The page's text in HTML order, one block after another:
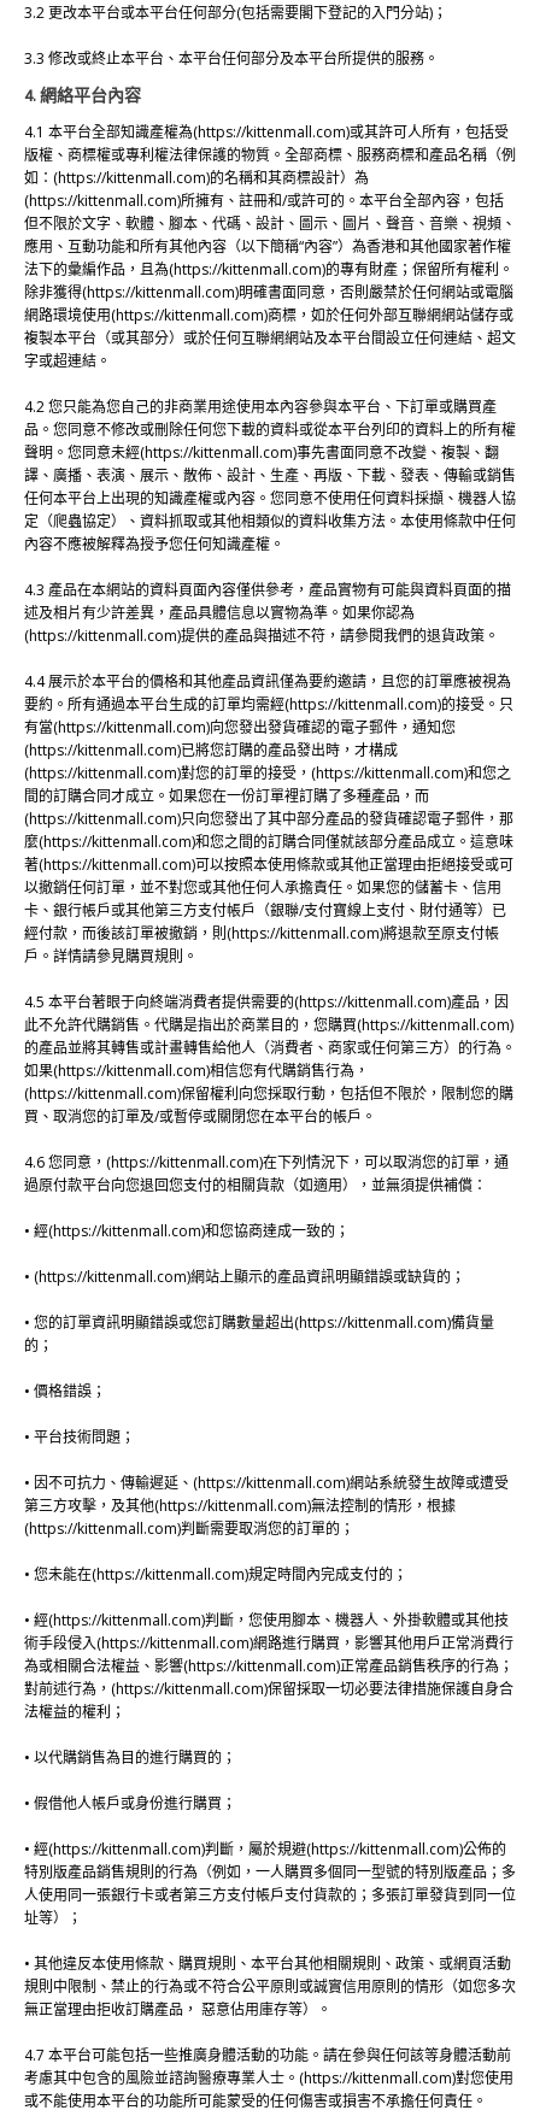
3.2 更改本平台或本平台任何部分(包括需要閣下登記的入門分站)；
3.3 修改或終止本平台、本平台任何部分及本平台所提供的服務。
4. 網絡平台內容
4.1 本平台全部知識產權為(https://kittenmall.com)或其許可人所有，包括受
版權、商標權或專利權法律保護的物質。全部商標、服務商標和產品名稱（例
如：(https://kittenmall.com)的名稱和其商標設計）為
(https://kittenmall.com)所擁有、註冊和/或許可的。本平台全部內容，包括
但不限於文字、軟體、腳本、代碼、設計、圖示、圖片、聲音、音樂、視頻、
應用、互動功能和所有其他內容（以下簡稱“內容”）為香港和其他國家著作權
法下的彙編作品，且為(https://kittenmall.com)的專有財產；保留所有權利。
除非獲得(https://kittenmall.com)明確書面同意，否則嚴禁於任何網站或電腦
網路環境使用(https://kittenmall.com)商標，如於任何外部互聯網網站儲存或
複製本平台（或其部分）或於任何互聯網網站及本平台間設立任何連結、超文
字或超連結。
4.2 您只能為您自己的非商業用途使用本內容參與本平台、下訂單或購買產
品。您同意不修改或刪除任何您下載的資料或從本平台列印的資料上的所有權
聲明。您同意未經(https://kittenmall.com)事先書面同意不改變、複製、翻
譯、廣播、表演、展示、散佈、設計、生產、再版、下載、發表、傳輸或銷售
任何本平台上出現的知識產權或內容。您同意不使用任何資料採擷、機器人協
定（爬蟲協定）、資料抓取或其他相類似的資料收集方法。本使用條款中任何
內容不應被解釋為授予您任何知識產權。
4.3 產品在本網站的資料頁面內容僅供參考，產品實物有可能與資料頁面的描
述及相片有少許差異，產品具體信息以實物為準。如果你認為
(https://kittenmall.com)提供的產品與描述不符，請參閱我們的退貨政策。
4.4 展示於本平台的價格和其他產品資訊僅為要約邀請，且您的訂單應被視為
要約。所有通過本平台生成的訂單均需經(https://kittenmall.com)的接受。只
有當(https://kittenmall.com)向您發出發貨確認的電子郵件，通知您
(https://kittenmall.com)已將您訂購的產品發出時，才構成
(https://kittenmall.com)對您的訂單的接受，(https://kittenmall.com)和您之
間的訂購合同才成立。如果您在一份訂單裡訂購了多種產品，而
(https://kittenmall.com)只向您發出了其中部分產品的發貨確認電子郵件，那
麼(https://kittenmall.com)和您之間的訂購合同僅就該部分產品成立。這意味
著(https://kittenmall.com)可以按照本使用條款或其他正當理由拒絕接受或可
以撤銷任何訂單，並不對您或其他任何人承擔責任。如果您的儲蓄卡、信用
卡、銀行帳戶或其他第三方支付帳戶（銀聯/支付寶線上支付、財付通等）已
經付款，而後該訂單被撤銷，則(https://kittenmall.com)將退款至原支付帳
戶。詳情請參見購買規則。
4.5 本平台著眼于向終端消費者提供需要的(https://kittenmall.com)產品，因
此不允許代購銷售。代購是指出於商業目的，您購買(https://kittenmall.com)
的產品並將其轉售或計畫轉售給他人（消費者、商家或任何第三方）的行為。
如果(https://kittenmall.com)相信您有代購銷售行為，
(https://kittenmall.com)保留權利向您採取行動，包括但不限於，限制您的購
買、取消您的訂單及/或暫停或關閉您在本平台的帳戶。
4.6 您同意，(https://kittenmall.com)在下列情況下，可以取消您的訂單，通
過原付款平台向您退回您支付的相關貨款（如適用），並無須提供補償：
• 經(https://kittenmall.com)和您協商達成一致的；
• (https://kittenmall.com)網站上顯示的產品資訊明顯錯誤或缺貨的；
• 您的訂單資訊明顯錯誤或您訂購數量超出(https://kittenmall.com)備貨量
的；
• 價格錯誤；
• 平台技術問題；
• 因不可抗力、傳輸遲延、(https://kittenmall.com)網站系統發生故障或遭受
第三方攻擊，及其他(https://kittenmall.com)無法控制的情形，根據
(https://kittenmall.com)判斷需要取消您的訂單的；
• 您未能在(https://kittenmall.com)規定時間內完成支付的；
• 經(https://kittenmall.com)判斷，您使用腳本、機器人、外掛軟體或其他技
術手段侵入(https://kittenmall.com)網路進行購買，影響其他用戶正常消費行
為或相關合法權益、影響(https://kittenmall.com)正常產品銷售秩序的行為；
對前述行為，(https://kittenmall.com)保留採取一切必要法律措施保護自身合
法權益的權利；
• 以代購銷售為目的進行購買的；
• 假借他人帳戶或身份進行購買；
• 經(https://kittenmall.com)判斷，屬於規避(https://kittenmall.com)公佈的
特別版產品銷售規則的行為（例如，一人購買多個同一型號的特別版產品；多
人使用同一張銀行卡或者第三方支付帳戶支付貨款的；多張訂單發貨到同一位
址等）；
• 其他違反本使用條款、購買規則、本平台其他相關規則、政策、或網頁活動
規則中限制、禁止的行為或不符合公平原則或誠實信用原則的情形（如您多次
無正當理由拒收訂購產品， 惡意佔用庫存等）。
4.7 本平台可能包括一些推廣身體活動的功能。請在參與任何該等身體活動前
考慮其中包含的風險並諮詢醫療專業人士。(https://kittenmall.com)對您使用
或不能使用本平台的功能所可能蒙受的任何傷害或損害不承擔任何責任。